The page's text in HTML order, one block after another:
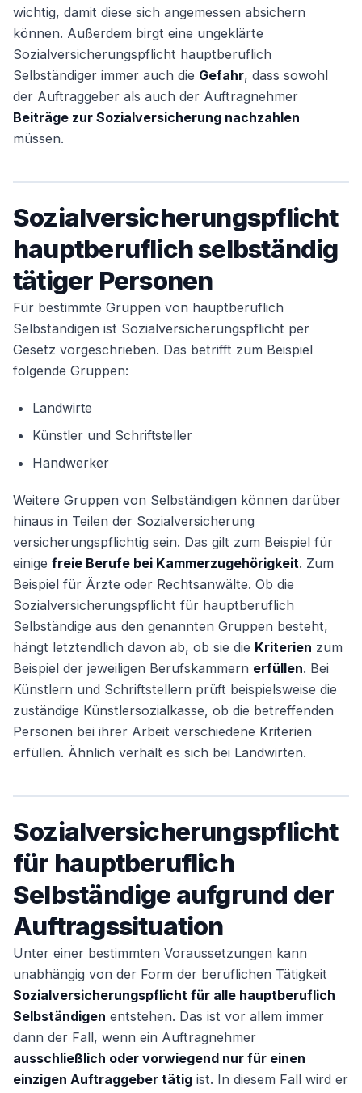
Weiter
wichtig, damit diese sich angemessen absichern
können. Außerdem birgt eine ungeklärte
Sozialversicherungspflicht hauptberuflich
Selbständiger immer auch die Gefahr, dass sowohl
der Auftraggeber als auch der Auftragnehmer
Beiträge zur Sozialversicherung nachzahlen
müssen.
Sozialversicherungspflicht
hauptberuflich selbständig
tätiger Personen
Für bestimmte Gruppen von hauptberuflich
Selbständigen ist Sozialversicherungspflicht per
Gesetz vorgeschrieben. Das betrifft zum Beispiel
folgende Gruppen:
Landwirte
Künstler und Schriftsteller
Handwerker
Weitere Gruppen von Selbständigen können darüber
hinaus in Teilen der Sozialversicherung
versicherungspflichtig sein. Das gilt zum Beispiel für
einige freie Berufe bei Kammerzugehörigkeit. Zum
Beispiel für Ärzte oder Rechtsanwälte. Ob die
Sozialversicherungspflicht für hauptberuflich
Selbständige aus den genannten Gruppen besteht,
hängt letztendlich davon ab, ob sie die Kriterien zum
Beispiel der jeweiligen Berufskammern erfüllen. Bei
Künstlern und Schriftstellern prüft beispielsweise die
zuständige Künstlersozialkasse, ob die betreffenden
Personen bei ihrer Arbeit verschiedene Kriterien
erfüllen. Ähnlich verhält es sich bei Landwirten.
Sozialversicherungspflicht
für hauptberuflich
Selbständige aufgrund der
Auftragssituation
Unter einer bestimmten Voraussetzungen kann
unabhängig von der Form der beruflichen Tätigkeit
Sozialversicherungspflicht für alle hauptberuflich
Selbständigen entstehen. Das ist vor allem immer
dann der Fall, wenn ein Auftragnehmer
ausschließlich oder vorwiegend nur für einen
einzigen Auftraggeber tätig ist. In diesem Fall wird er